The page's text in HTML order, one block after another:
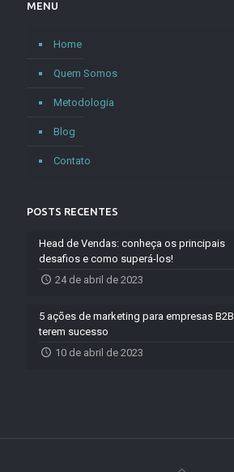
MENU
Home
Quem Somos
Metodologia
Blog
Contato
POSTS RECENTES
Head de Vendas: conheça os principais
desafios e como superá-los!
24 de abril de 2023
5 ações de marketing para empresas B2B
terem sucesso
10 de abril de 2023